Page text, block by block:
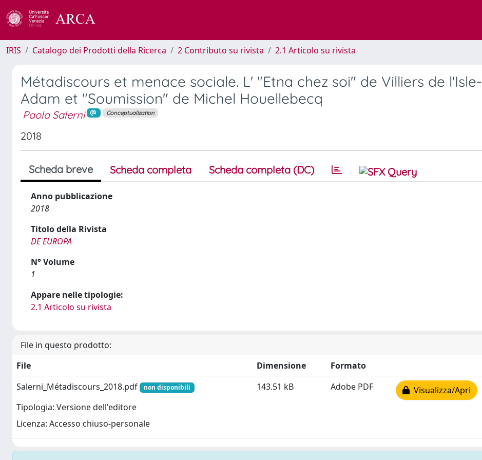
IRIS Catalogo dei Prodotti della Ricerca 2 Contributo su rivista 2.1 Articolo su rivista
Métadiscours et menace sociale. L' "Etna chez soi" de Villiers de l'Isle-
Adam et "Soumission" de Michel Houellebecq
Paola Salerni Conceptualization
2018
Scheda breve Scheda completa Scheda completa (DC)
Anno pubblicazione
2018
Titolo della Rivista
DE EUROPA
N° Volume
1
Appare nelle tipologie:
2.1 Articolo su rivista
File in questo prodotto:
File
Dimensione
Formato
Salerni_Métadiscours_2018.pdf
non disponibili
Tipologia: Versione dell'editore
Licenza: Accesso chiuso-personale
143.51 kB Adobe PDF Visualizza/Apri